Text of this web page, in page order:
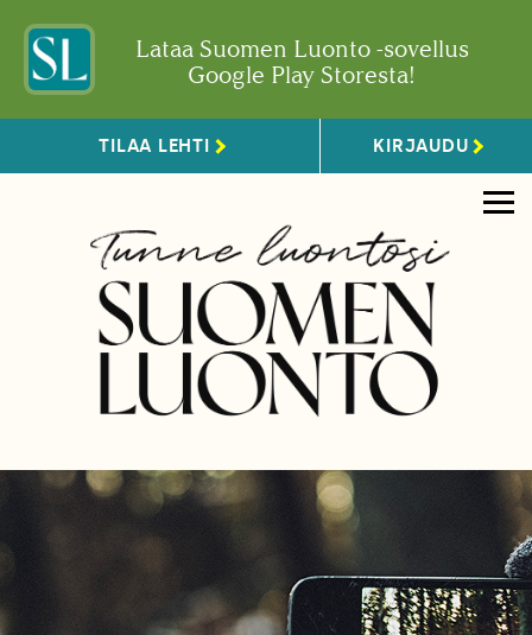
Lataa Suomen Luonto -sovellus
Google Play Storesta!
TILAA LEHTI KIRJAUDU